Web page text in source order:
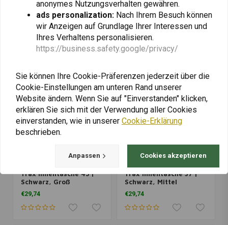
€54,52 €29,73
Trax Innentasche 45 |
Schwarz, Groß
€29,74
Trax Innentasche 37 |
Schwarz, Mittel
€29,74
anonymes Nutzungsverhalten gewähren.
ads personalization: Nach Ihrem Besuch können
wir Anzeigen auf Grundlage Ihrer Interessen und
Ihres Verhaltens personalisieren.
https://business.safety.google/privacy/
Sie können Ihre Cookie-Präferenzen jederzeit über die
Cookie-Einstellungen am unteren Rand unserer
Website ändern. Wenn Sie auf "Einverstanden" klicken,
erklären Sie sich mit der Verwendung aller Cookies
einverstanden, wie in unserer Cookie-Erklärung
beschrieben.
Anpassen Cookies akzeptieren